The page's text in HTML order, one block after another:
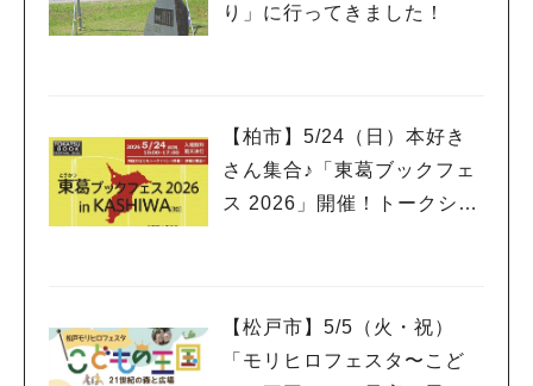
り」に行ってきました！
【柏市】5/24（日）本好き
さん集合♪「東葛ブックフェ
ス 2026」開催！トークショ
【松戸市】5/5（火・祝）
「モリヒロフェスタ〜こど